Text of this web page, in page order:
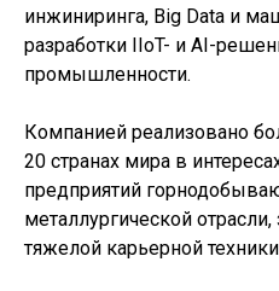
инжиниринга, Big Data и
разработки IIoT- и AI-
промышленности.
Компанией реализовано
20 странах мира в
предприятий
металлургической
тяжелой карьерной